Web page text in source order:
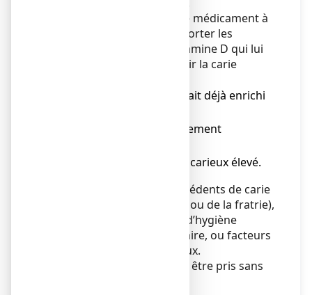
Votre médecin a prescrit ce médicament à
votre enfant afin de lui apporter les
quantités de fluor et de vitamine D qui lui
sont adaptées pour prévenir la carie
● S’il est nourri avec un lait déjà enrichi
● S’il n’a pas la peau fortement
● S’il présente un risque carieux élevé.
Risque carieux élevé : antécédents de carie
(personnes ou des parents ou de la fratrie),
ou non-respect des règles d’hygiène
alimentaire ou bucco-dentaire, ou facteurs
de risque environnementaux.
Ce médicament ne doit pas être pris sans